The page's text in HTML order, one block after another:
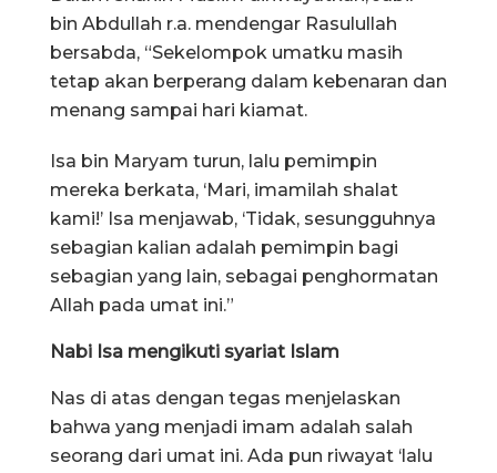
bin Abdullah r.a. mendengar Rasulullah
bersabda, “Sekelompok umatku masih
tetap akan berperang dalam kebenaran dan
menang sampai hari kiamat.
Isa bin Maryam turun, lalu pemimpin
mereka berkata, ‘Mari, imamilah shalat
kami!’ Isa menjawab, ‘Tidak, sesungguhnya
sebagian kalian adalah pemimpin bagi
sebagian yang lain, sebagai penghormatan
Allah pada umat ini.”
Nabi Isa mengikuti syariat Islam
Nas di atas dengan tegas menjelaskan
bahwa yang menjadi imam adalah salah
seorang dari umat ini. Ada pun riwayat ‘lalu